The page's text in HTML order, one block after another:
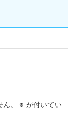
。 ※ が付いてい